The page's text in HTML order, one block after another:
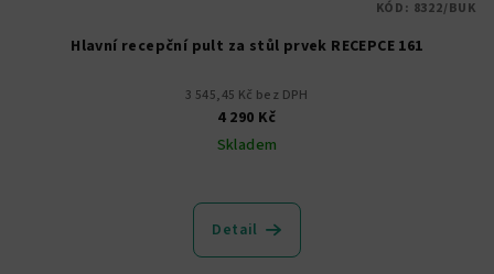
Hlavní recepční pult za stůl prvek RECEPCE 161
3 545,45 Kč bez DPH
4 290 Kč
Skladem
hodnocení
produktu
Detail
KÓD: 8322/BUK